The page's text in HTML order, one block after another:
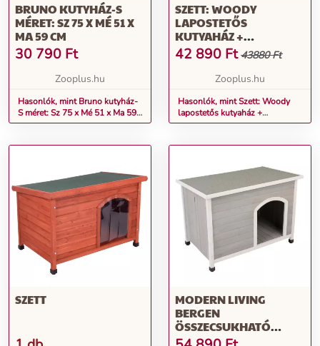
BRUNO KUTYHÁZ-S
MÉRET: SZ 75 X MÉ 51 X
MA 59 CM
30 790 Ft
Zooplus.hu
Hasonlók, mint Bruno kutyház-
S méret: Sz 75 x Mé 51 x Ma 59
cm
SZETT: WOODY
LAPOSTETŐS
KUTYAHÁZ +
SZIGETELÉS + MŰANYAG
AJTÓ - S: SZ 85 X MÉ 57 X
MA 58 CM
42 890 Ft 43880 Ft
Zooplus.hu
Hasonlók, mint Szett: Woody
lapostetős kutyaház +
szigetelés + műanyag ajtó - S:
SZETT
MODERN LIVING
BERGEN
ÖSSZECSUKHATÓ
KUTYAHÁZ M: 103 X 65,5